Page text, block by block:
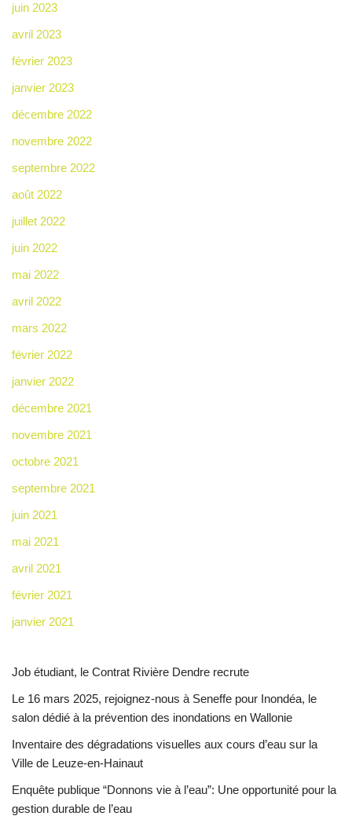
juin 2023
avril 2023
février 2023
janvier 2023
décembre 2022
novembre 2022
septembre 2022
août 2022
juillet 2022
juin 2022
mai 2022
avril 2022
mars 2022
février 2022
janvier 2022
décembre 2021
novembre 2021
octobre 2021
septembre 2021
juin 2021
mai 2021
avril 2021
février 2021
janvier 2021
Job étudiant, le Contrat Rivière Dendre recrute
Le 16 mars 2025, rejoignez-nous à Seneffe pour Inondéa, le
salon dédié à la prévention des inondations en Wallonie
Inventaire des dégradations visuelles aux cours d’eau sur la
Ville de Leuze-en-Hainaut
Enquête publique “Donnons vie à l’eau”: Une opportunité pour la
gestion durable de l’eau